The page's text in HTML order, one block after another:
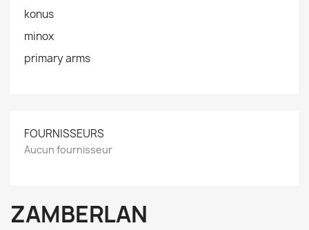
konus
minox
primary arms
FOURNISSEURS
Aucun fournisseur
ZAMBERLAN